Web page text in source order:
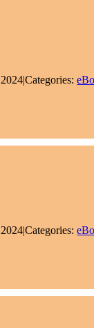
|Categories:
|Categories: